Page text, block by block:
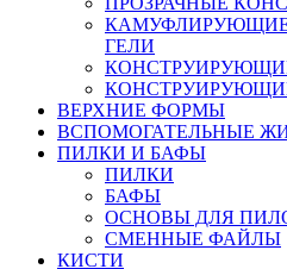
ГЕЛИ
КОНСТРУИРУЮЩИЕ
ВЕРХНИЕ ФОРМЫ
ВСПОМОГАТЕЛЬНЫЕ
ПИЛКИ И БАФЫ
ПИЛКИ
БАФЫ
ОСНОВЫ ДЛЯ
СМЕННЫЕ ФАЙЛЫ
КИСТИ